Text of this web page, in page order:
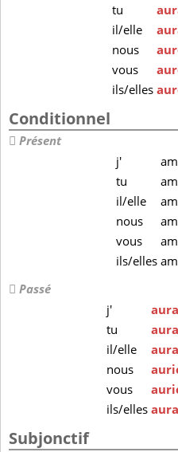
tu
il/elle
nous
vous
ils/elles
Conditionnel
Présent
j'
tu
il/elle
nous
vous
ils/elles
Passé
j'
tu
il/elle
nous
vous
ils/elles
Subjonctif